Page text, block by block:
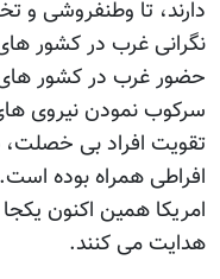
دارند، تا وطنفروشی و
نگرانی غرب در کشور
حضور غرب در کشور های
سرکوب نمودن نیروی
تقویت افراد بی
افراطی همراه بوده
امریکا همین اکنون
هدایت می کنند.